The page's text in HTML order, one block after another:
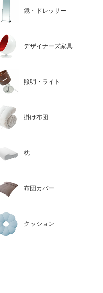
鏡・ドレッサー
デザイナーズ家具
照明・ライト
掛け布団
枕
布団カバー
クッション